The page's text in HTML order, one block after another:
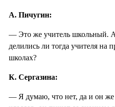
А. Пичугин:
— Это же учитель школьный.
делились ли тогда учителя на
школах?
К. Сергазина:
— Я думаю, что нет, да и он же